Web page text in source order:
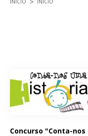
INÍCIO INÍCIO
Concurso "Conta-nos
Páginas